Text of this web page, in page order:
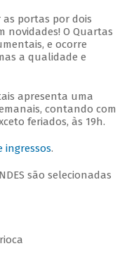
portas por dois
novidades! O Quartas
e ocorre
a qualidade e
apresenta uma
contando com
feriados, às 19h.
ingressos.
são selecionadas